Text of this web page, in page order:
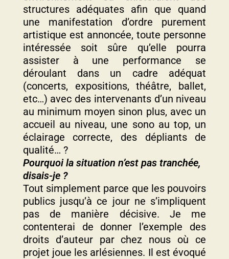
structures adéquates afin que quand
une manifestation d’ordre purement
artistique est annoncée, toute personne
intéressée soit sûre qu’elle pourra
assister à une performance se
déroulant dans un cadre adéquat
(concerts, expositions, théâtre, ballet,
etc…) avec des intervenants d’un niveau
au minimum moyen sinon plus, avec un
accueil au niveau, une sono au top, un
éclairage correcte, des dépliants de
qualité… ?
Pourquoi la situation n’est pas tranchée,
disais-je ?
Tout simplement parce que les pouvoirs
publics jusqu’à ce jour ne s’impliquent
pas de manière décisive. Je me
contenterai de donner l’exemple des
droits d’auteur par chez nous où ce
projet joue les arlésiennes. Il est évoqué